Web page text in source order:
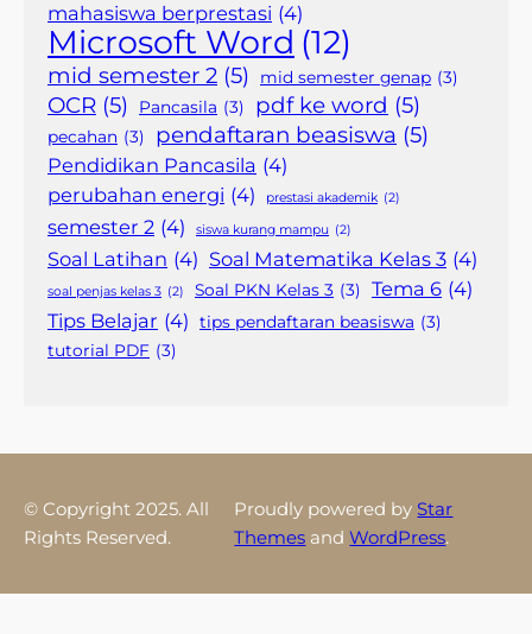
mahasiswa berprestasi (4)
Microsoft Word (12)
mid semester 2 (5) mid semester genap (3)
OCR (5) Pancasila (3) pdf ke word (5)
pecahan (3) pendaftaran beasiswa (5)
Pendidikan Pancasila (4)
perubahan energi (4) prestasi akademik (2)
semester 2 (4) siswa kurang mampu (2)
Soal Latihan (4) Soal Matematika Kelas 3 (4)
soal penjas kelas 3 (2) Soal PKN Kelas 3 (3) Tema 6 (4)
Tips Belajar (4) tips pendaftaran beasiswa (3)
tutorial PDF (3)
© Copyright 2025. All
Rights Reserved.
Proudly powered by Star
Themes andWordPress.